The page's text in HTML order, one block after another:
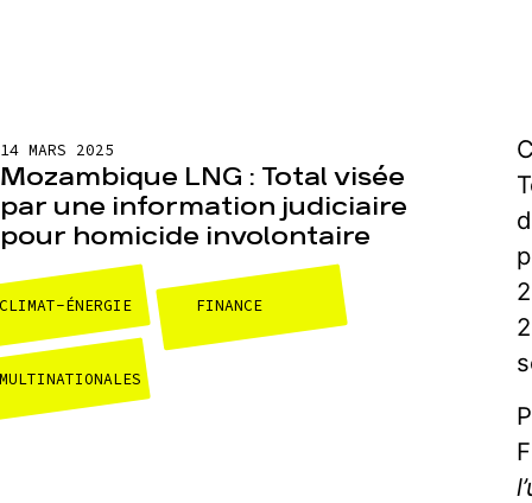
14 MARS 2025
Mozambique LNG : Total visée
par une information judiciaire
pour homicide involontaire
ÉNERGIE FINANCE